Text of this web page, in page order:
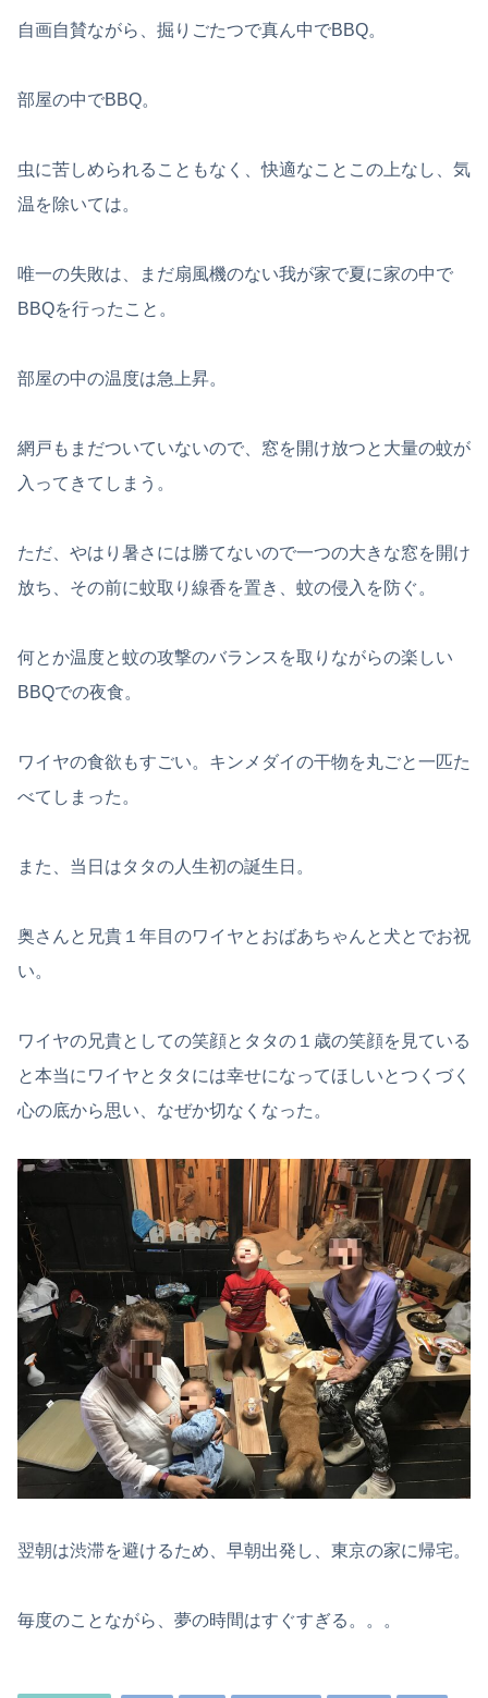
自画自賛ながら、掘りごたつで真ん中でBBQ。
部屋の中でBBQ。
虫に苦しめられることもなく、快適なことこの上なし、気
温を除いては。
唯一の失敗は、まだ扇風機のない我が家で夏に家の中で
BBQを行ったこと。
部屋の中の温度は急上昇。
網戸もまだついていないので、窓を開け放つと大量の蚊が
入ってきてしまう。
ただ、やはり暑さには勝てないので一つの大きな窓を開け
放ち、その前に蚊取り線香を置き、蚊の侵入を防ぐ。
何とか温度と蚊の攻撃のバランスを取りながらの楽しい
BBQでの夜食。
ワイヤの食欲もすごい。キンメダイの干物を丸ごと一匹た
べてしまった。
また、当日はタタの人生初の誕生日。
奥さんと兄貴１年目のワイヤとおばあちゃんと犬とでお祝
い。
ワイヤの兄貴としての笑顔とタタの１歳の笑顔を見ている
と本当にワイヤとタタには幸せになってほしいとつくづく
心の底から思い、なぜか切なくなった。
翌朝は渋滞を避けるため、早朝出発し、東京の家に帰宅。
毎度のことながら、夢の時間はすぐすぎる。。。